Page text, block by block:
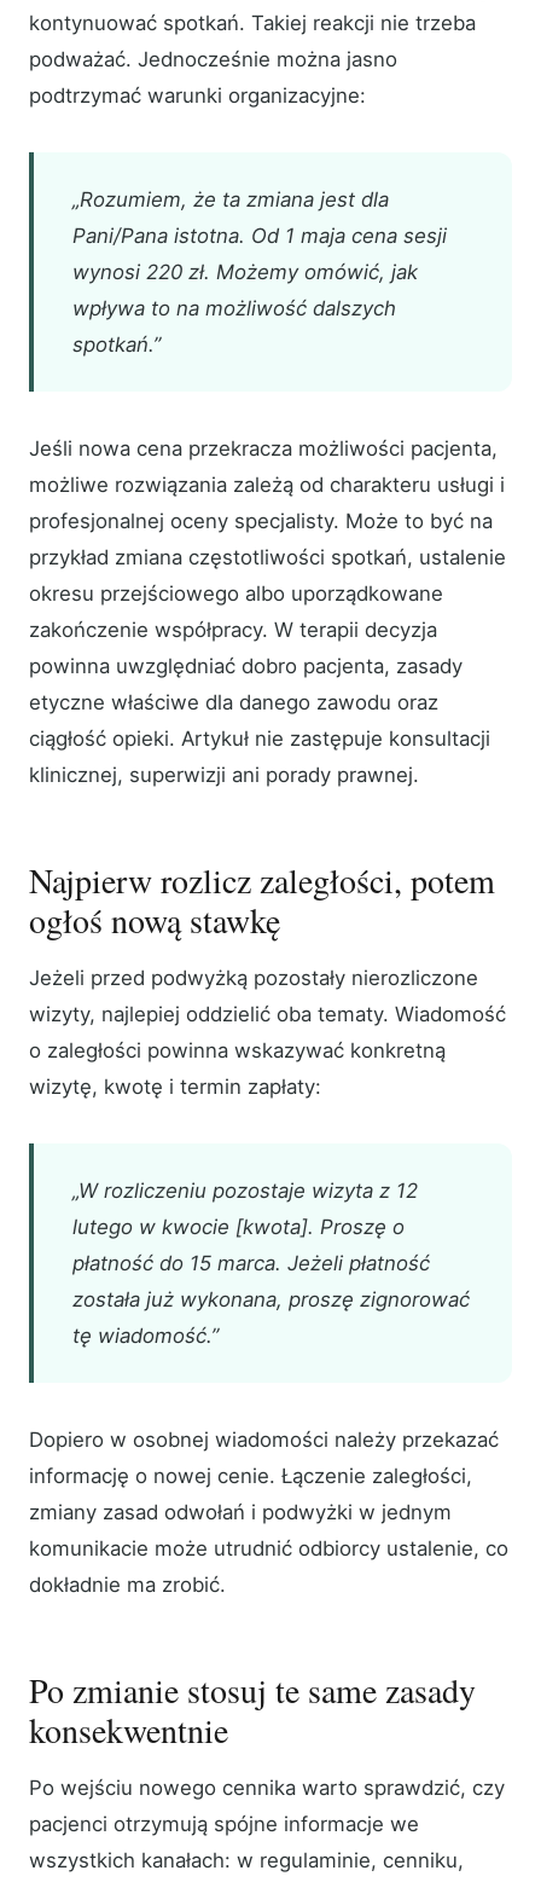
kontynuować spotkań. Takiej reakcji nie trzeba
podważać. Jednocześnie można jasno
podtrzymać warunki organizacyjne:
„Rozumiem, że ta zmiana jest dla
Pani/Pana istotna. Od 1 maja cena sesji
wynosi 220 zł. Możemy omówić, jak
wpływa to na możliwość dalszych
spotkań.”
Jeśli nowa cena przekracza możliwości pacjenta,
możliwe rozwiązania zależą od charakteru usługi i
profesjonalnej oceny specjalisty. Może to być na
przykład zmiana częstotliwości spotkań, ustalenie
okresu przejściowego albo uporządkowane
zakończenie współpracy. W terapii decyzja
powinna uwzględniać dobro pacjenta, zasady
etyczne właściwe dla danego zawodu oraz
ciągłość opieki. Artykuł nie zastępuje konsultacji
klinicznej, superwizji ani porady prawnej.
Najpierw rozlicz zaległości, potem
ogłoś nową stawkę
Jeżeli przed podwyżką pozostały nierozliczone
wizyty, najlepiej oddzielić oba tematy. Wiadomość
o zaległości powinna wskazywać konkretną
wizytę, kwotę i termin zapłaty:
„W rozliczeniu pozostaje wizyta z 12
lutego w kwocie [kwota]. Proszę o
płatność do 15 marca. Jeżeli płatność
została już wykonana, proszę zignorować
tę wiadomość.”
Dopiero w osobnej wiadomości należy przekazać
informację o nowej cenie. Łączenie zaległości,
zmiany zasad odwołań i podwyżki w jednym
komunikacie może utrudnić odbiorcy ustalenie, co
dokładnie ma zrobić.
Po zmianie stosuj te same zasady
konsekwentnie
Po wejściu nowego cennika warto sprawdzić, czy
pacjenci otrzymują spójne informacje we
wszystkich kanałach: w regulaminie, cenniku,